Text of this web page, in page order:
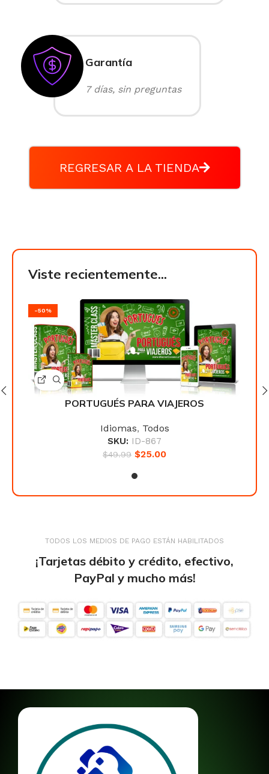
Garantía
7 días, sin preguntas
REGRESAR A LA TIENDA
Viste recientemente...
-50%
PORTUGUÉS PARA VIAJEROS
Idiomas, Todos
SKU: ID-867
$49.99 $25.00
TODOS LOS MEDIOS DE PAGO ESTÁN HABILITADOS
¡Tarjetas débito y crédito, efectivo,
PayPal y mucho más!